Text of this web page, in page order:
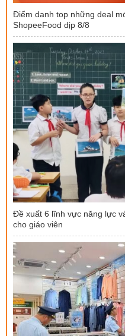
Điểm danh top những deal
ShopeeFood dịp 8/8
Đề xuất 6 lĩnh vực năng lực
cho giáo viên